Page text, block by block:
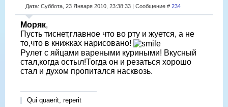
Дата: Суббота, 23 Января 2010, 23:38:33 | Сообщение # 234
Моряк,
Пусть тиснет,главное что во рту и жуется, а не
то,что в книжках нарисовано!
Рулет с яйцами вареными куриными! Вкусный
стал,когда остыл!Тогда он и резаться хорошо
стал и духом пропитался насквозь.
Qui quaerit, reperit